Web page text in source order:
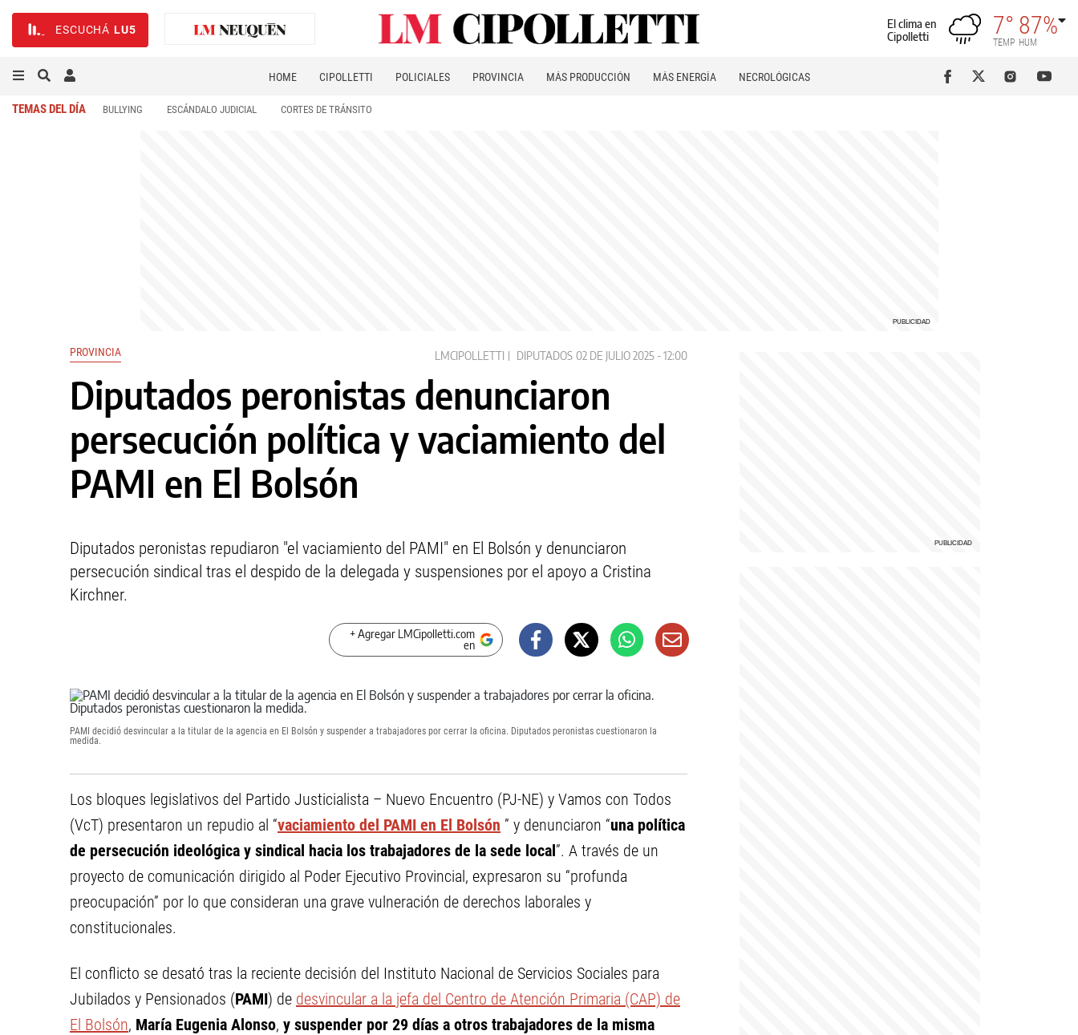
ESCUCHÁ LU5
El clima en
Cipolletti
7°
TEMP
87%
HUM
HOME CIPOLLETTI POLICIALES PROVINCIA MÁS PRODUCCIÓN MÁS ENERGÍA NECROLÓGICAS
TEMAS DEL DÍA BULLYING ESCÁNDALO JUDICIAL CORTES DE TRÁNSITO
PROVINCIA LMCIPOLLETTI DIPUTADOS 02 DE JULIO 2025 - 12:00
Diputados peronistas denunciaron
persecución política y vaciamiento del
PAMI en El Bolsón
Diputados peronistas repudiaron "el vaciamiento del PAMI" en El Bolsón y denunciaron
persecución sindical tras el despido de la delegada y suspensiones por el apoyo a Cristina
Kirchner.
+ Agregar LMCipolletti.com
en
PAMI decidió desvincular a la titular de la agencia en El Bolsón y suspender a trabajadores por cerrar la oficina. Diputados peronistas cuestionaron la
medida.
Los bloques legislativos del Partido Justicialista – Nuevo Encuentro (PJ-NE) y Vamos con Todos
(VcT) presentaron un repudio al “vaciamiento del PAMI en El Bolsón ” y denunciaron “una política
de persecución ideológica y sindical hacia los trabajadores de la sede local”. A través de un
proyecto de comunicación dirigido al Poder Ejecutivo Provincial, expresaron su “profunda
preocupación” por lo que consideran una grave vulneración de derechos laborales y
constitucionales.
El conflicto se desató tras la reciente decisión del Instituto Nacional de Servicios Sociales para
Jubilados y Pensionados (PAMI) de desvincular a la jefa del Centro de Atención Primaria (CAP) de
El Bolsón, María Eugenia Alonso, y suspender por 29 días a otros trabajadores de la misma